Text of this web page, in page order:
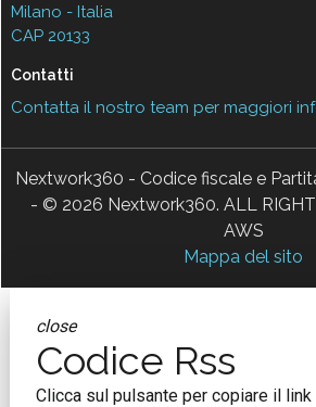
Milano - Italia
CAP 20133
Contatti
Contatta il nostro team per maggiori
Nextwork360 - Codice fiscale e
- © 2026 Nextwork360. ALL
AWS
Mappa del sito
close
Codice Rss
Clicca sul pulsante per copiare il link